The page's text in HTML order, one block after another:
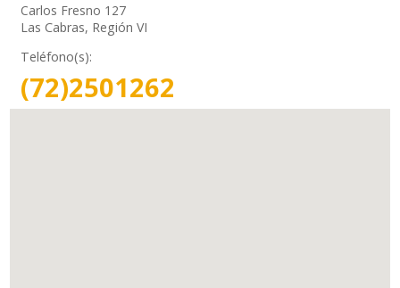
Carlos Fresno 127
Las Cabras, Región VI
Teléfono(s):
(72)2501262